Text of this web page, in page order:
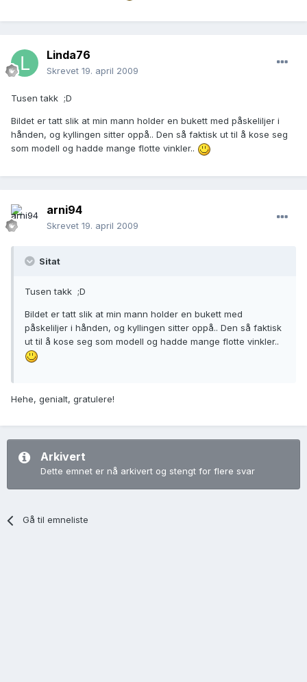
Linda76
Skrevet 19. april 2009
Tusen takk ;D
Bildet er tatt slik at min mann holder en bukett med påskeliljer i
hånden, og kyllingen sitter oppå.. Den så faktisk ut til å kose seg
som modell og hadde mange flotte vinkler..
arni94
Skrevet 19. april 2009
Sitat
Tusen takk ;D
Bildet er tatt slik at min mann holder en bukett med
påskeliljer i hånden, og kyllingen sitter oppå.. Den så faktisk
ut til å kose seg som modell og hadde mange flotte vinkler..
Hehe, genialt, gratulere!
Arkivert
Dette emnet er nå arkivert og stengt for flere svar
Gå til emneliste